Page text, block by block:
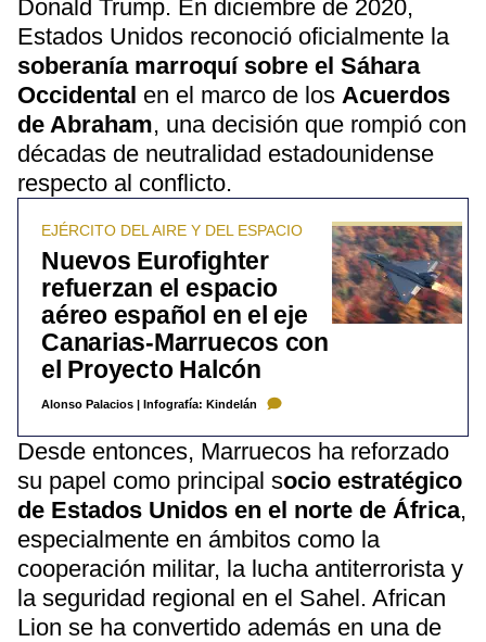
Donald Trump. En diciembre de 2020,
Estados Unidos reconoció oficialmente la
soberanía marroquí sobre el Sáhara
Occidental en el marco de los Acuerdos
de Abraham, una decisión que rompió con
décadas de neutralidad estadounidense
respecto al conflicto.
EJÉRCITO DEL AIRE Y DEL ESPACIO
Nuevos Eurofighter
refuerzan el espacio
aéreo español en el eje
Canarias-Marruecos con
el Proyecto Halcón ​
Alonso Palacios | Infografía: Kindelán
Desde entonces, Marruecos ha reforzado
su papel como principal socio estratégico
de Estados Unidos en el norte de África,
especialmente en ámbitos como la
cooperación militar, la lucha antiterrorista y
la seguridad regional en el Sahel. African
Lion se ha convertido además en una de